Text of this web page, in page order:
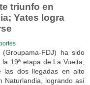
triunfo en
Yates logra
FDJ) ha sido
19ª etapa de La Vuelta,
las dos llegadas en alto
Naturlandia, logrando así